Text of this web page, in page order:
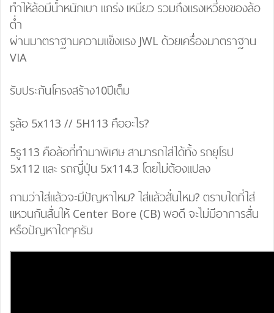
ทำให้ล้อมีน้ำหนักเบา แกร่ง เหนียว รวมถึงแรงเหวี่ยงของล้อ
ต่ำ
ผ่านมาตราฐานความแข็งแรง JWL ด้วยเครื่องมาตราฐาน
VIA
รับประกันโครงสร้าง10ปีเต็ม
รูล้อ 5x113 // 5H113 คืออะไร?
5รู113 คือล้อที่ทำมาพิเศษ สามารถใส่ได้ทั้ง รถยุโรป
5x112 และ รถญี่ปุ่น 5x114.3 โดยไม่ต้องแปลง
ถามว่าใส่แล้วจะมีปัญหาไหม? ใส่แล้วสั่นไหม? ตราบใดที่ใส่
แหวนกันสั่นให้ Center Bore (CB) พอดี จะไม่มีอาการสั่น
หรือปัญหาใดๆครับ